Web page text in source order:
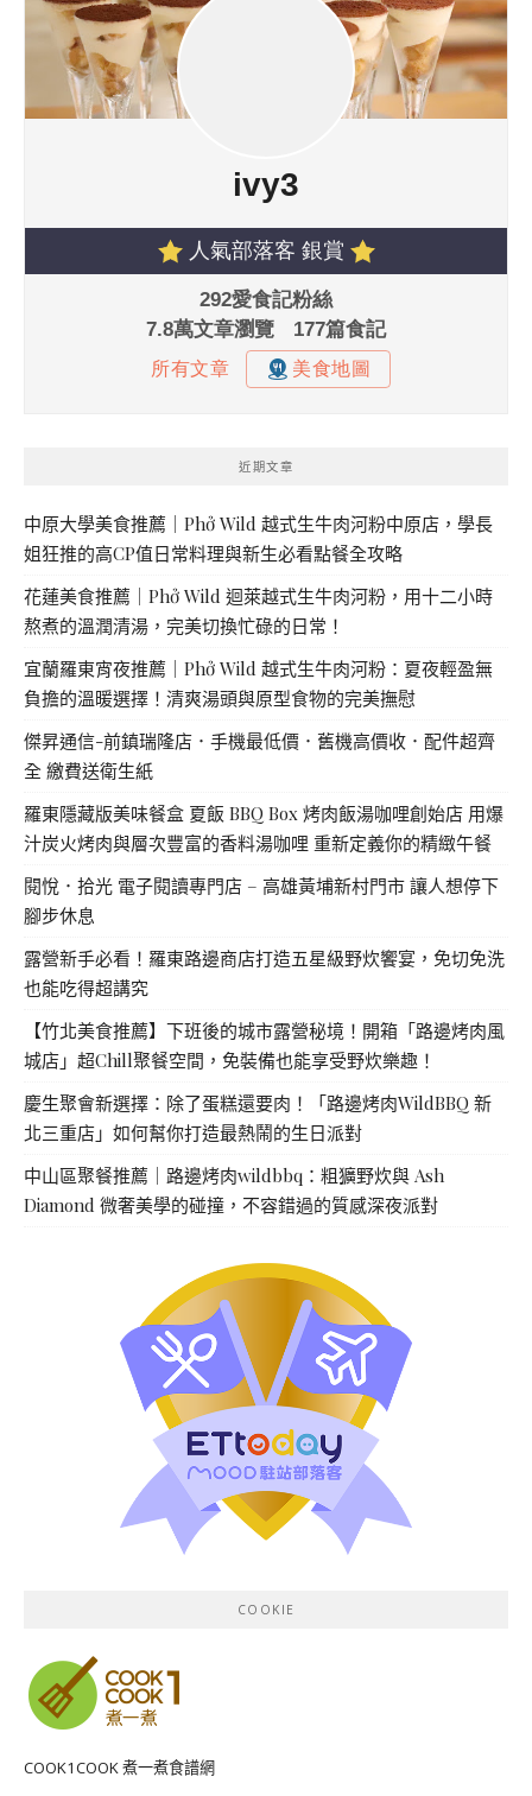
近期文章
中原大學美食推薦｜Phở Wild 越式生牛肉河粉中原店，學長
姐狂推的高CP值日常料理與新生必看點餐全攻略
花蓮美食推薦｜Phở Wild 迴萊越式生牛肉河粉，用十二小時
熬煮的溫潤清湯，完美切換忙碌的日常！
宜蘭羅東宵夜推薦｜Phở Wild 越式生牛肉河粉：夏夜輕盈無
負擔的溫暖選擇！清爽湯頭與原型食物的完美撫慰
傑昇通信-前鎮瑞隆店．手機最低價．舊機高價收．配件超齊
全 繳費送衛生紙
羅東隱藏版美味餐盒 夏飯 BBQ Box 烤肉飯湯咖哩創始店 用爆
汁炭火烤肉與層次豐富的香料湯咖哩 重新定義你的精緻午餐
閱悅．拾光 電子閱讀專門店 – 高雄黃埔新村門市 讓人想停下
腳步休息
露營新手必看！羅東路邊商店打造五星級野炊饗宴，免切免洗
也能吃得超講究
【竹北美食推薦】下班後的城市露營秘境！開箱「路邊烤肉風
城店」超Chill聚餐空間，免裝備也能享受野炊樂趣！
慶生聚會新選擇：除了蛋糕還要肉！「路邊烤肉WildBBQ 新
北三重店」如何幫你打造最熱鬧的生日派對
中山區聚餐推薦｜路邊烤肉wildbbq：粗獷野炊與 Ash
Diamond 微奢美學的碰撞，不容錯過的質感深夜派對
COOKIE
COOK1COOK 煮一煮食譜網